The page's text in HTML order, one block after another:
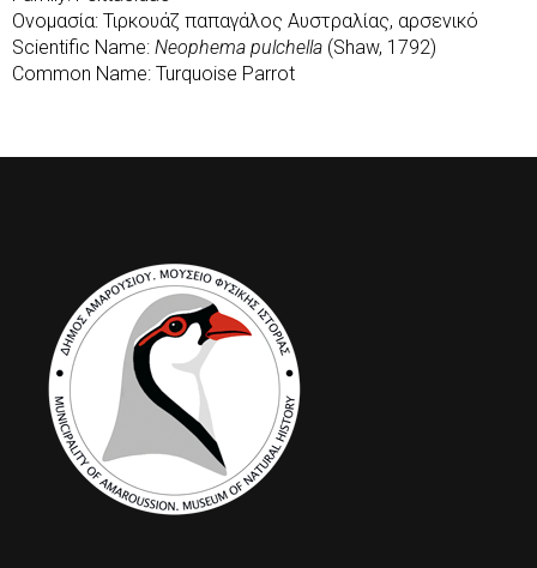
Ονομασία: Τιρκουάζ παπαγάλος Αυστραλίας, αρσενικό
Scientific Name: Neophema pulchella (Shaw, 1792)
Common Name: Turquoise Parrot